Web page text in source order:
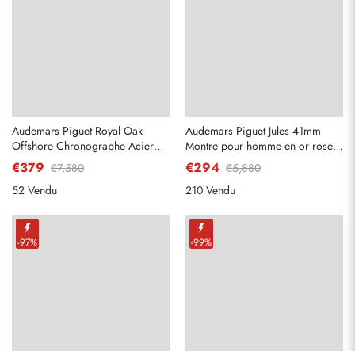
Audemars Piguet Royal Oak
Offshore Chronographe Acier
Montre Homme 26420SO
€379 €7,580
52 Vendu
Audemars Piguet Jules 41mm
Montre pour homme en or rose
extra-mince 15180R
€294 €5,880
210 Vendu
-97% -99%